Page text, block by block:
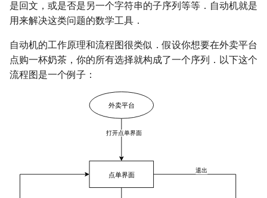
Code::Blocks
排序应用
DP 套 DP
DP 优化
其它 DP 方法
广义后缀自动机
后缀树
Manacher
卢卡斯定理
普通生成函数
图论计数
线性代数
线性规划
抽象代数
划分树
二叉搜索树 & 平衡树
跳表
环计数问题
最小环
2-SAT
计算几何杂项
习题
自动机常见应用
后缀自动机
是回文，或是否是另一个字符串的子序列等等．自动机就是
用来解决这类问题的数学工具．
自动机的工作原理和流程图很类似．假设你想要在外卖平台
点购一杯奶茶，你的所有选择就构成了一个序列．以下这个
流程图是一个例子：